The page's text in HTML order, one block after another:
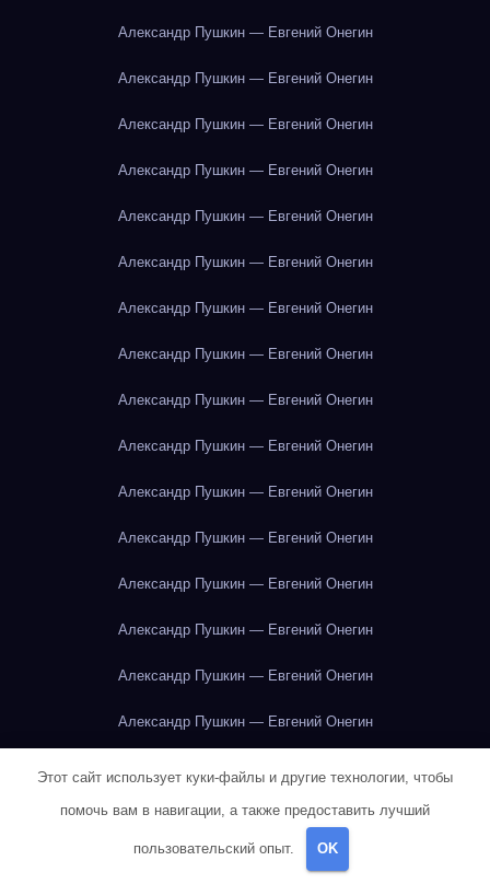
Александр Пушкин — Евгений Онегин
Александр Пушкин — Евгений Онегин
Александр Пушкин — Евгений Онегин
Александр Пушкин — Евгений Онегин
Александр Пушкин — Евгений Онегин
Александр Пушкин — Евгений Онегин
Александр Пушкин — Евгений Онегин
Александр Пушкин — Евгений Онегин
Александр Пушкин — Евгений Онегин
Александр Пушкин — Евгений Онегин
Александр Пушкин — Евгений Онегин
Александр Пушкин — Евгений Онегин
Александр Пушкин — Евгений Онегин
Александр Пушкин — Евгений Онегин
Александр Пушкин — Евгений Онегин
Александр Пушкин — Евгений Онегин
Александр Пушкин — Евгений Онегин
Александр Пушкин — Евгений Онегин
Этот сайт использует куки-файлы и другие технологии, чтобы
помочь вам в навигации, а также предоставить лучший
пользовательский опыт. OK